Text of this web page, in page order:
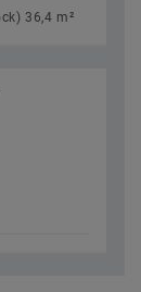
36,4 m²